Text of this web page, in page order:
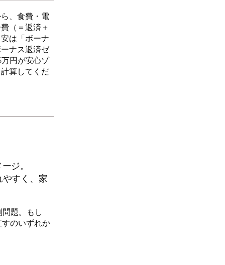
、食費・電
（＝返済＋
は「ボーナ
ナス返済ゼ
円が安心ゾ
算してくだ
ジ。
すく、家
題。もし
のいずれか